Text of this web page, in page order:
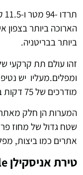
הארוכה ביותר
ביותר בבריטניה.
זהו עולם תת קרקעי
ומפלים.מעליו יש
מודרכים של 75 דקות בשביל באורך 1.5 קילומטרים.
המערות הן חלק
אתרים כמו ביצות,
טירת אניסקילן Enniskillen Castle